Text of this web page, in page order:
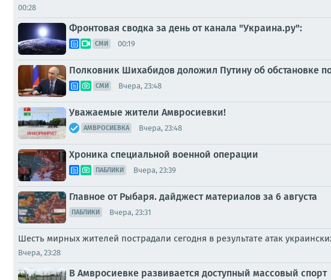
00:28
Фронтовая сводка за день от канала "Украина.ру":
СМИ 00:19
Полковник Шихабидов доложил Путину об обстановке
СМИ Вчера, 23:48
Уважаемые жители Амвросиевки!
АМВРОСИЕВКА Вчера, 23:48
Хроника специальной военной операции
ПАБЛИКИ Вчера, 23:39
Главное от Рыбаря. дайджест материалов за 6 августа
ПАБЛИКИ Вчера, 23:31
Шесть мирных жителей пострадали сегодня в результате атак
Вчера, 23:28
В Амвросиевке развивается доступный массовый спорт